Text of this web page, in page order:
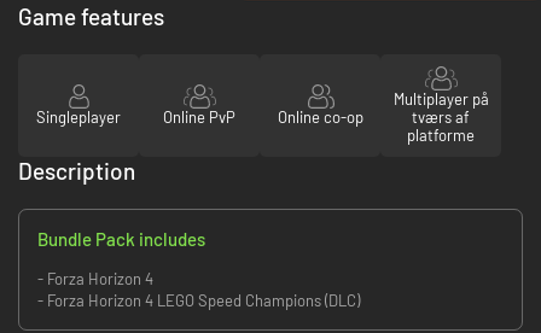
Game features
Singleplayer Online PvP Online co-op
Multiplayer på
tværs af
platforme
Description
Bundle Pack includes
- Forza Horizon 4
- Forza Horizon 4 LEGO Speed Champions (DLC)